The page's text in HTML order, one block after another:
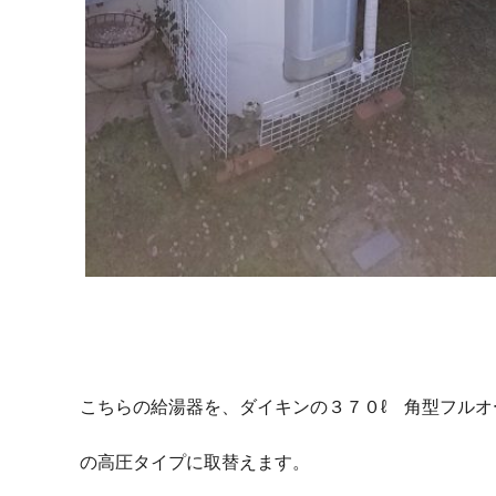
こちらの給湯器を、ダイキンの３７０ℓ 角型フルオ
の高圧タイプに取替えます。